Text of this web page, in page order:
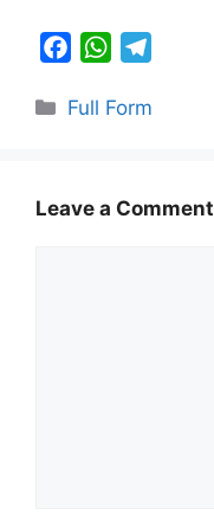
c
o
W
a
A
r
Categories
Full Form
Leave a Comment